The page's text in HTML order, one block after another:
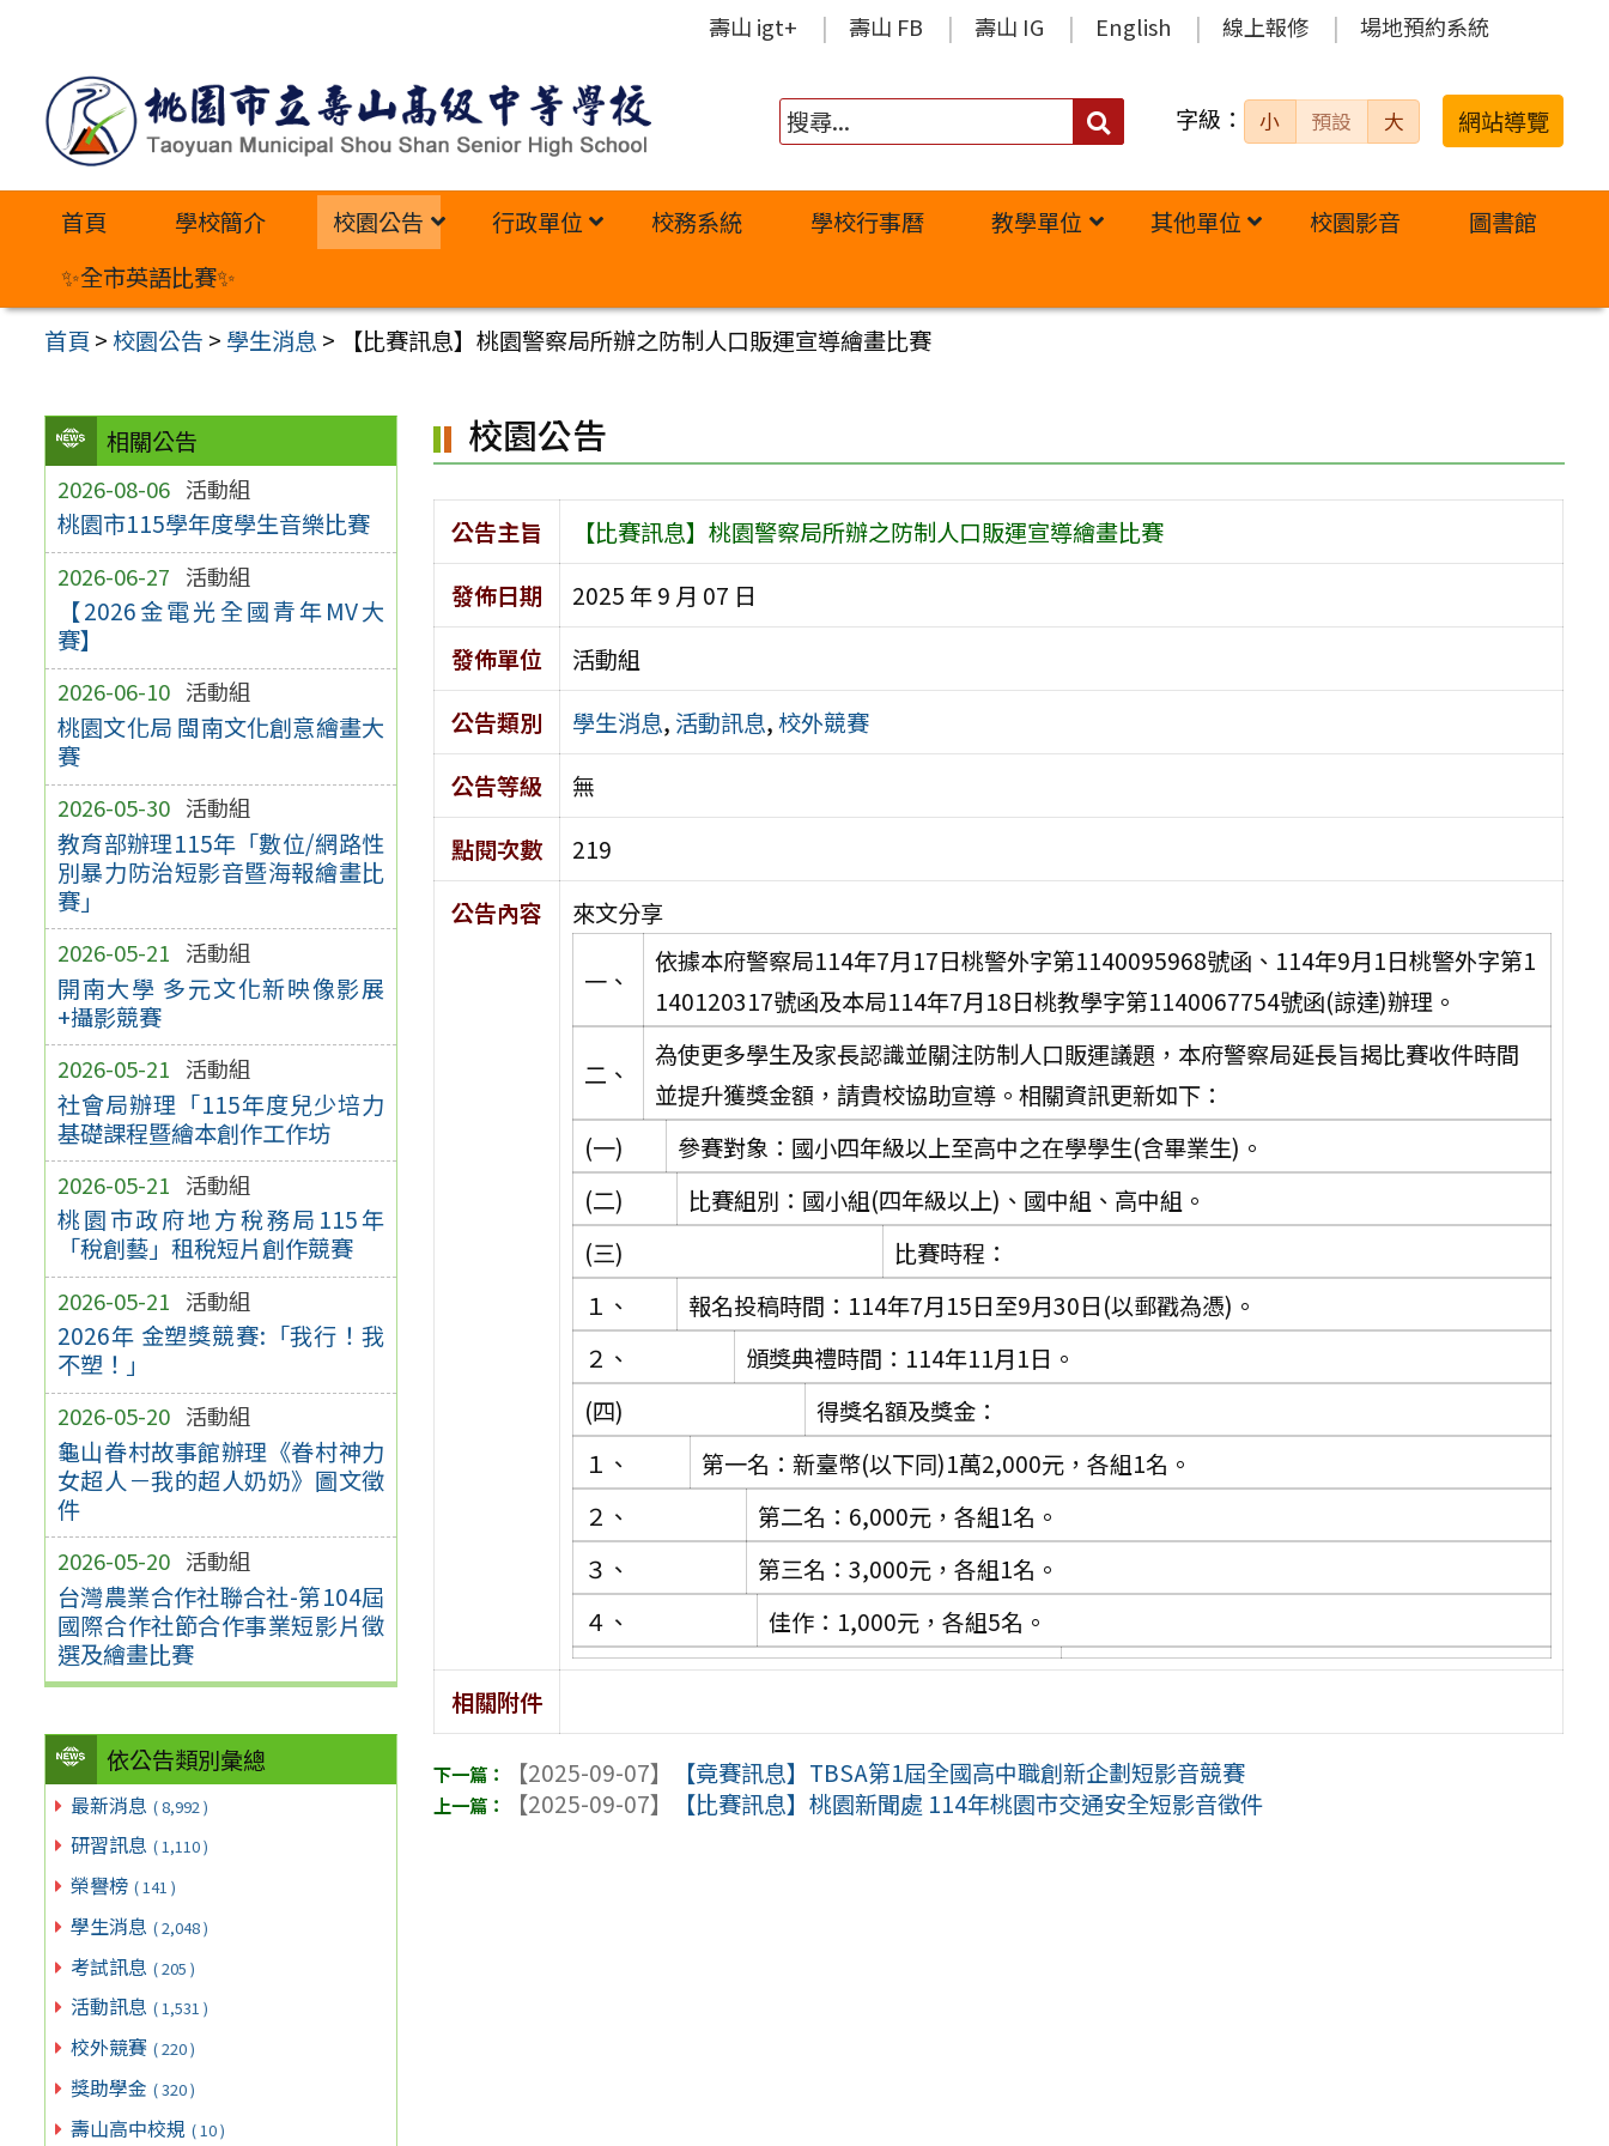
內
壽山 igt+ 壽山 FB 壽山 IG English 線上報修 場地預約系統
搜
字級： 小 預設 大 網站導覽
首頁 學校簡介 校園公告 行政單位 校務系統 學校行事曆 教學單位 其他單位 校園影音
圖書館
✨全市英語比賽✨
首頁 >校園公告 > 學生消息 > 【比賽訊息】桃園警察局所辦之防制人口販運宣導繪畫比賽
相關公告
2026-08-06 活動組
桃園市115學年度學生音樂比賽
2026-06-27 活動組
【2026金電光全國青年MV大
賽】
2026-06-10 活動組
桃園文化局 閩南文化創意繪畫大
賽
2026-05-30 活動組
教育部辦理115年「數位/網路性
別暴力防治短影音暨海報繪畫比
賽」
2026-05-21 活動組
開南大學 多元文化新映像影展
+攝影競賽
2026-05-21 活動組
社會局辦理「115年度兒少培力
基礎課程暨繪本創作工作坊
2026-05-21 活動組
桃園市政府地方稅務局115年
「稅創藝」租稅短片創作競賽
2026-05-21 活動組
2026年 金塑獎競賽:「我行！我
不塑！」
2026-05-20 活動組
龜山眷村故事館辦理《眷村神力
女超人－我的超人奶奶》圖文徵
件
2026-05-20 活動組
台灣農業合作社聯合社-第104屆
國際合作社節合作事業短影片徵
選及繪畫比賽
依公告類別彙總
最新消息 ( 8,992 )
研習訊息 ( 1,110 )
榮譽榜 ( 141 )
學生消息 ( 2,048 )
考試訊息 ( 205 )
活動訊息 ( 1,531 )
校外競賽 ( 220 )
獎助學金 ( 320 )
壽山高中校規 ( 10 )
校園公告
公告主旨
【比賽訊息】桃園警察局所辦之防制人口販運宣導繪畫比賽
發佈日期
2025 年 9 月 07 日
發佈單位
活動組
公告類別
學生消息, 活動訊息,校外競賽
公告等級
無
點閱次數
219
公告內容
來文分享
一、
依據本府警察局114年7月17日桃警外字第1140095968號函、114年9月1日桃警外字第1
140120317號函及本局114年7月18日桃教學字第1140067754號函(諒達)辦理。
二、
為使更多學生及家長認識並關注防制人口販運議題，本府警察局延長旨揭比賽收件時間
並提升獲獎金額，請貴校協助宣導。相關資訊更新如下：
(一)
參賽對象：國小四年級以上至高中之在學學生(含畢業生)。
(二)
比賽組別：國小組(四年級以上)、國中組、高中組。
(三)
比賽時程：
１、
報名投稿時間：114年7月15日至9月30日(以郵戳為憑)。
２、
頒獎典禮時間：114年11月1日。
(四)
得獎名額及獎金：
１、
第一名：新臺幣(以下同)1萬2,000元，各組1名。
２、
第二名：6,000元，各組1名。
３、
第三名：3,000元，各組1名。
４、
佳作：1,000元，各組5名。
相關附件
【2025-09-07】
【竟賽訊息】TBSA第1屆全國高中職創新企劃短影音競賽
【2025-09-07】
【比賽訊息】桃園新聞處 114年桃園市交通安全短影音徵件